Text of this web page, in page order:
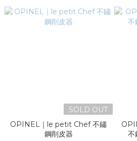
SOLD OUT
OPINEL｜le petit Chef 不鏽
鋼削皮器
不